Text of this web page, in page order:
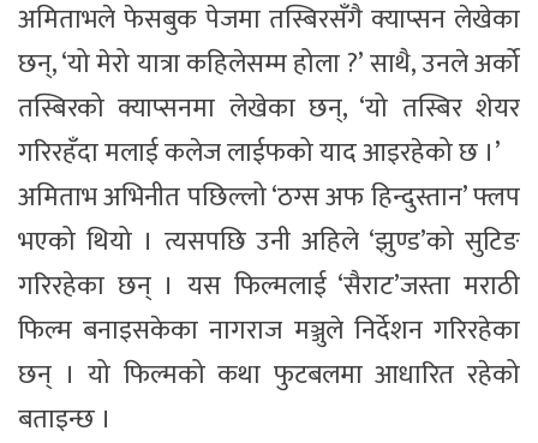
अमिताभले फेसबुक पेजमा तस्बिरसँगै क्याप्सन लेखेका
छन्, ‘यो मेरो यात्रा कहिलेसम्म होला ?’ साथै, उनले अर्को
तस्बिरको क्याप्सनमा लेखेका छन्, ‘यो तस्बिर शेयर
गरिरहँदा मलाई कलेज लाईफको याद आइरहेको छ ।’
अमिताभ अभिनीत पछिल्लो ‘ठग्स अफ हिन्दुस्तान’ फ्लप
भएको थियो । त्यसपछि उनी अहिले ‘झुण्ड’को सुटिङ
गरिरहेका छन् । यस फिल्मलाई ‘सैराट’जस्ता मराठी
फिल्म बनाइसकेका नागराज मञ्जुले निर्देशन गरिरहेका
छन् । यो फिल्मको कथा फुटबलमा आधारित रहेको
बताइन्छ ।